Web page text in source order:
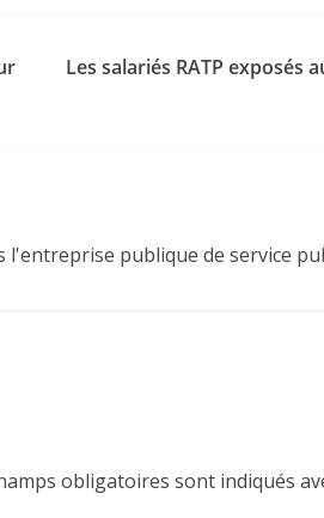
Les salariés RATP exposés
l'entreprise publique de service
obligatoires sont indiqués